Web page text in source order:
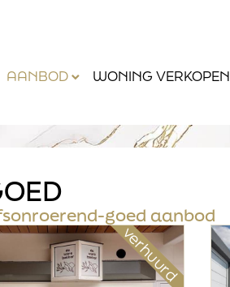
AANBOD WONING VERKOPEN
goed aanbod
verhuurd